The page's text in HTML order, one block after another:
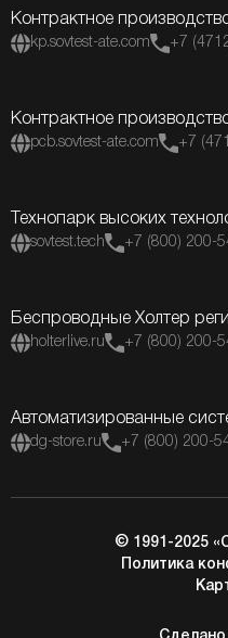
Контрактное
kp.sovtest-ate.com +7
Контрактное
pcb.sovtest-ate.com +7
Технопарк высоких
sovtest.tech +7 (800) 200-
Беспроводные Холтер
holterlive.ru +7 (800) 200-
Автоматизированные
dg-store.ru +7 (800) 200-
© 1991-2025
Политика